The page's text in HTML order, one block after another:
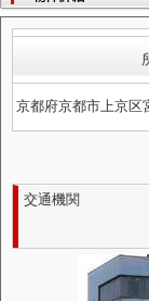
京都府京都市上京区
交通機関